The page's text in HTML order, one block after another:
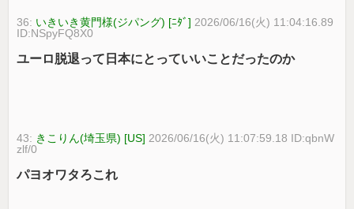
36: いきいき黄門様(ジパング) [ﾆﾀﾞ] 2026/06/16(火) 11:04:16.89
ID:NSpyFQ8X0
ユーロ脱退って日本にとっていいことだったのか
43: きこりん(埼玉県) [US] 2026/06/16(火) 11:07:59.18 ID:qbnW
zlf/0
パヨオワタろこれ